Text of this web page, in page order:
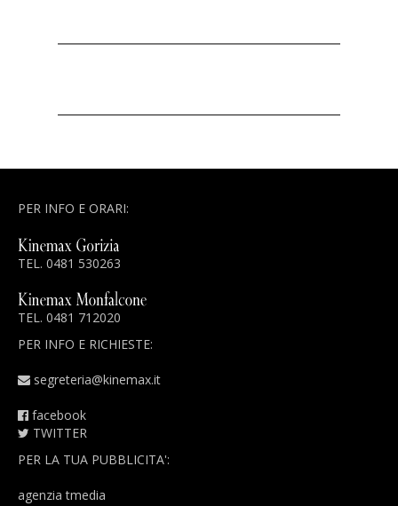
PER INFO E ORARI:
TEL. 0481 530263
TEL. 0481 712020
PER INFO E RICHIESTE:
segreteria@kinemax.it
facebook
TWITTER
PER LA TUA PUBBLICITA':
agenzia tmedia